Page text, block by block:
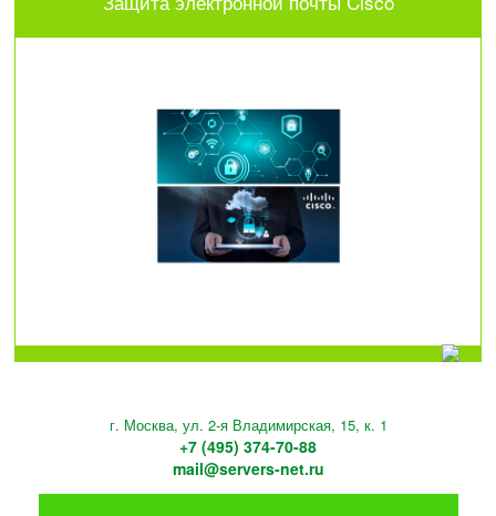
г. Москва, ул. 2-я Владимирская, 15, к. 1
+7 (495) 374-70-88
mail@servers-net.ru